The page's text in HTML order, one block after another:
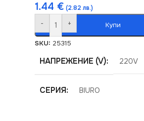
1.44 € (2.82 лв.)
- + Купи
SKU: 25315
НАПРЕЖЕНИЕ (V) 220V
СЕРИЯ BIURO